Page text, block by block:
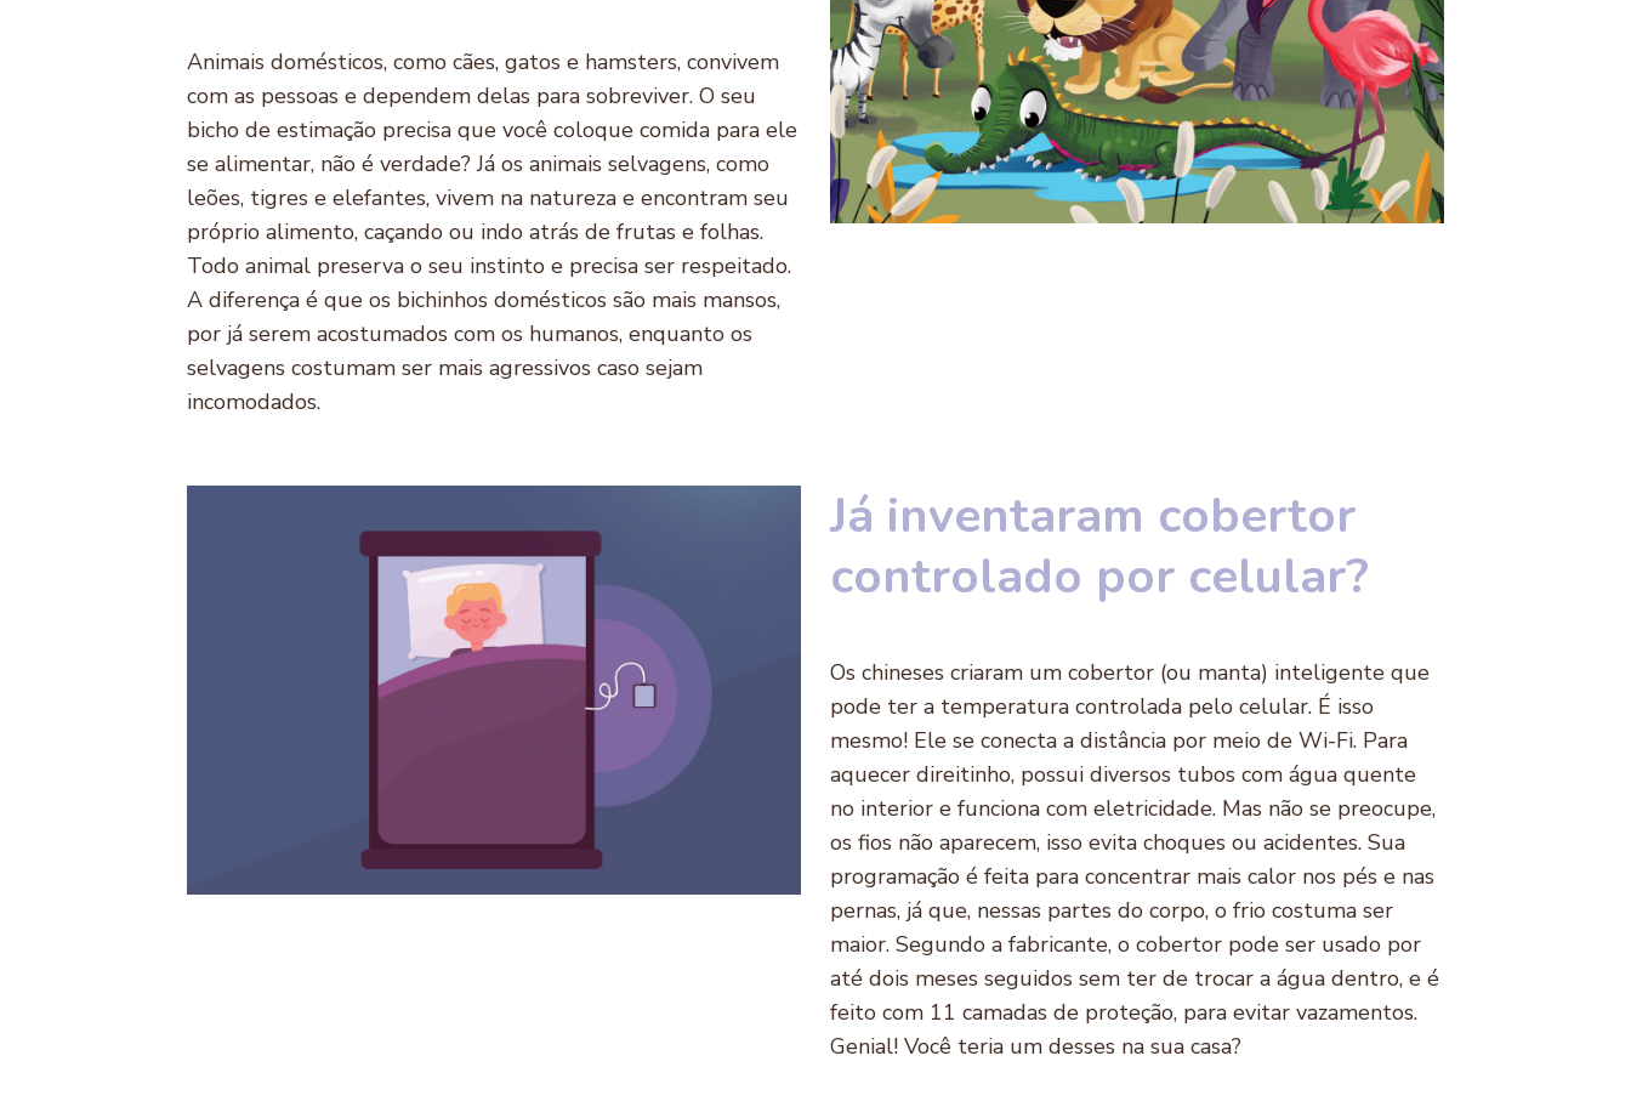
Animais domésticos, como cães, gatos e hamsters, convivem
com as pessoas e dependem delas para sobreviver. O seu
bicho de estimação precisa que você coloque comida para ele
se alimentar, não é verdade? Já os animais selvagens, como
leões, tigres e elefantes, vivem na natureza e encontram seu
próprio alimento, caçando ou indo atrás de frutas e folhas.
Todo animal preserva o seu instinto e precisa ser respeitado.
A diferença é que os bichinhos domésticos são mais mansos,
por já serem acostumados com os humanos, enquanto os
selvagens costumam ser mais agressivos caso sejam
incomodados.
Já inventaram cobertor
controlado por celular?
Os chineses criaram um cobertor (ou manta) inteligente que
pode ter a temperatura controlada pelo celular. É isso
mesmo! Ele se conecta a distância por meio de Wi-Fi. Para
aquecer direitinho, possui diversos tubos com água quente
no interior e funciona com eletricidade. Mas não se preocupe,
os fios não aparecem, isso evita choques ou acidentes. Sua
programação é feita para concentrar mais calor nos pés e nas
pernas, já que, nessas partes do corpo, o frio costuma ser
maior. Segundo a fabricante, o cobertor pode ser usado por
até dois meses seguidos sem ter de trocar a água dentro, e é
feito com 11 camadas de proteção, para evitar vazamentos.
Genial! Você teria um desses na sua casa?